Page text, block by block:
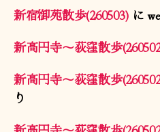
新宿御苑散歩(260503) に
新高円寺〜荻窪散歩
新高円寺〜荻窪散歩
り